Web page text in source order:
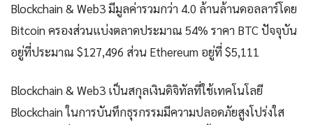
Blockchain & Web3 มีมูลค่ารวมกว่า 4.0 ล้านล้านดอลลาร์โดย
Bitcoin ครองส่วนแบ่งตลาดประมาณ 54% ราคา BTC ปัจจุบัน
อยู่ที่ประมาณ $127,496 ส่วน Ethereum อยู่ที่ $5,111
Blockchain & Web3 เป็นสกุลเงินดิจิทัลที่ใช้เทคโนโลยี
Blockchain ในการบันทึกธุรกรรมมีความปลอดภัยสูงโปร่งใส